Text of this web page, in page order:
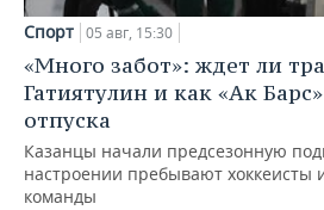
Спорт 05 авг, 15:30
«Много забот»: ждет ли
Гатиятулин и как «Ак
отпуска
Казанцы начали предсезонную
настроении пребывают хоккеисты
команды